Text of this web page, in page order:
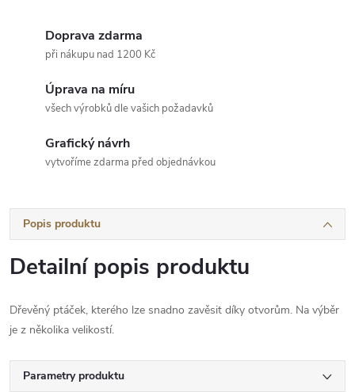
Doprava zdarma
při nákupu nad 1200 Kč
Úprava na míru
všech výrobků dle vašich požadavků
Grafický návrh
vytvoříme zdarma před objednávkou
Popis produktu
Detailní popis produktu
Dřevěný ptáček, kterého lze snadno zavěsit díky otvorům. Na výběr
je z několika velikostí.
Parametry produktu